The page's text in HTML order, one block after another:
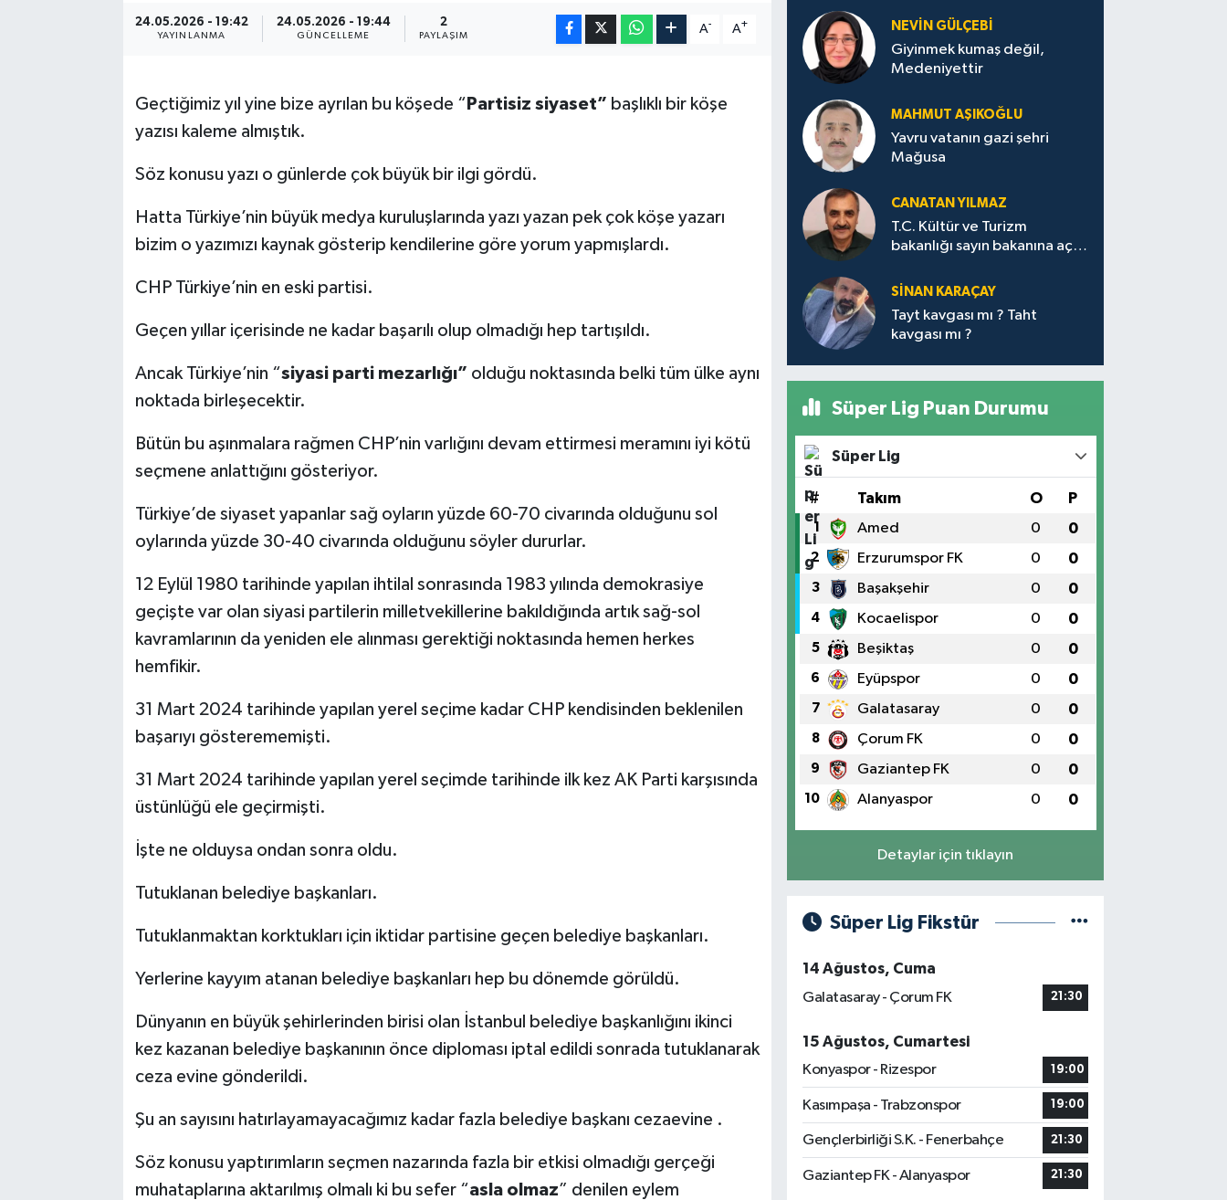
24.05.2026 - 19:42
YAYINLANMA
24.05.2026 - 19:44
GÜNCELLEME
2
PAYLAŞIM
A- A+
Geçtiğimiz yıl yine bize ayrılan bu köşede “ Partisiz siyaset” başlıklı bir köşe
yazısı kaleme almıştık.
Söz konusu yazı o günlerde çok büyük bir ilgi gördü.
Hatta Türkiye’nin büyük medya kuruluşlarında yazı yazan pek çok köşe yazarı
bizim o yazımızı kaynak gösterip kendilerine göre yorum yapmışlardı.
CHP Türkiye’nin en eski partisi.
Geçen yıllar içerisinde ne kadar başarılı olup olmadığı hep tartışıldı.
Ancak Türkiye’nin “siyasi parti mezarlığı” olduğu noktasında belki tüm ülke aynı
noktada birleşecektir.
Bütün bu aşınmalara rağmen CHP’nin varlığını devam ettirmesi meramını iyi kötü
seçmene anlattığını gösteriyor.
Türkiye’de siyaset yapanlar sağ oyların yüzde 60-70 civarında olduğunu sol
oylarında yüzde 30-40 civarında olduğunu söyler dururlar.
12 Eylül 1980 tarihinde yapılan ihtilal sonrasında 1983 yılında demokrasiye
geçişte var olan siyasi partilerin milletvekillerine bakıldığında artık sağ-sol
kavramlarının da yeniden ele alınması gerektiği noktasında hemen herkes
hemfikir.
31 Mart 2024 tarihinde yapılan yerel seçime kadar CHP kendisinden beklenilen
başarıyı gösterememişti.
31 Mart 2024 tarihinde yapılan yerel seçimde tarihinde ilk kez AK Parti karşısında
üstünlüğü ele geçirmişti.
İşte ne olduysa ondan sonra oldu.
Tutuklanan belediye başkanları.
Tutuklanmaktan korktukları için iktidar partisine geçen belediye başkanları.
Yerlerine kayyım atanan belediye başkanları hep bu dönemde görüldü.
Dünyanın en büyük şehirlerinden birisi olan İstanbul belediye başkanlığını ikinci
kez kazanan belediye başkanının önce diploması iptal edildi sonrada tutuklanarak
ceza evine gönderildi.
Şu an sayısını hatırlayamayacağımız kadar fazla belediye başkanı cezaevine .
Söz konusu yaptırımların seçmen nazarında fazla bir etkisi olmadığı gerçeği
muhataplarına aktarılmış olmalı ki bu sefer “asla olmaz” denilen eylem
NEVİN GÜLÇEBİ
Giyinmek kumaş değil,
Medeniyettir
MAHMUT AŞIKOĞLU
Yavru vatanın gazi şehri
Mağusa
CANATAN YILMAZ
T.C. Kültür ve Turizm
bakanlığı sayın bakanına açık
SİNAN KARAÇAY
Tayt kavgası mı ? Taht
kavgası mı ?
Süper Lig Puan Durumu
Süper Lig
# Takım O P
1 Amed 0 0
2 Erzurumspor FK 0 0
3 Başakşehir 0 0
4 Kocaelispor 0 0
5 Beşiktaş 0 0
6 Eyüpspor 0 0
7 Galatasaray 0 0
8 Çorum FK 0 0
9 Gaziantep FK 0 0
10 Alanyaspor 0 0
Detaylar için tıklayın
Süper Lig Fikstür
14 Ağustos, Cuma
Galatasaray - Çorum FK
21:30
15 Ağustos, Cumartesi
Konyaspor - Rizespor
19:00
Kasımpaşa - Trabzonspor 19:00
Gençlerbirliği S.K. - Fenerbahçe 21:30
Gaziantep FK - Alanyaspor 21:30